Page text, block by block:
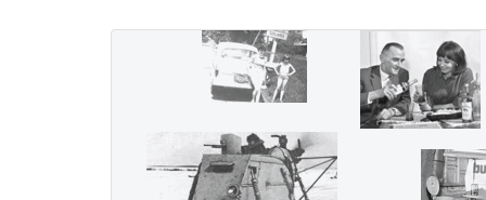
Pokrzywka. Jednak ze
względu na koszty Polska
wycofała się z udziału i
organizacji imprezy w
1936 roku. Inne kraje,
zaangażowane w rozwój